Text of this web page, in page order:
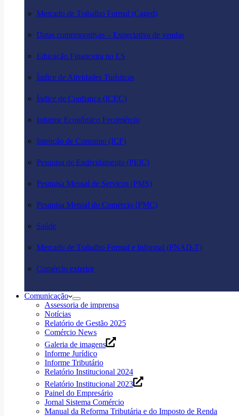
Mercado de Trabalho Formal (Caged)
Datas comemorativas – Expectativa de vendas
Educação Financeira no ES
Índice de Atividades Turísticas
Índice de Confiança (ICEC)
Informe Econômico Fecomércio
Intenção de Consumo (ICF)
Pesquisa de Endividamento (PEIC)
Pesquisa Mensal de Serviços (PMS)
Pesquisa Mensal do Comércio (PMC)
Saúde
Mercado de Trabalho Formal e Informal (PNAD-T)
Comércio exterior
Comunicação
Assessoria de imprensa
Notícias
Relatório de Gestão 2025
Comércio News
Galeria de imagens
Informe Jurídico
Informe Tributário
Relatório Institucional 2024
Relatório Institucional 2023
Painel do Empresário
Jornal Sistema Comércio
Manual da Reforma Tributária e do Imposto de Renda